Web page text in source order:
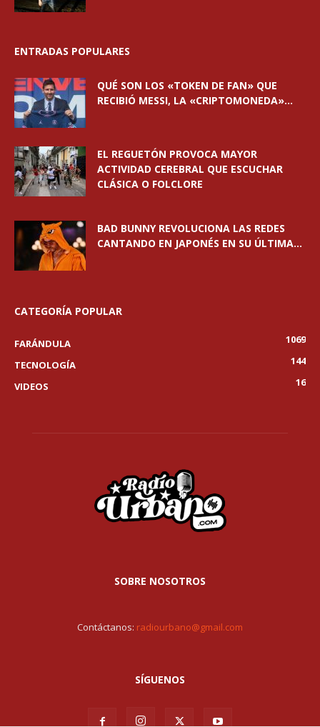
ENTRADAS POPULARES
QUÉ SON LOS «TOKEN DE FAN» QUE
RECIBIÓ MESSI, LA «CRIPTOMONEDA»...
EL REGUETÓN PROVOCA MAYOR
ACTIVIDAD CEREBRAL QUE ESCUCHAR
CLÁSICA O FOLCLORE
BAD BUNNY REVOLUCIONA LAS REDES
CANTANDO EN JAPONÉS EN SU ÚLTIMA...
CATEGORÍA POPULAR
FARÁNDULA
1069
TECNOLOGÍA
144
VIDEOS
16
SOBRE NOSOTROS
Contáctanos: radiourbano@gmail.com
SÍGUENOS